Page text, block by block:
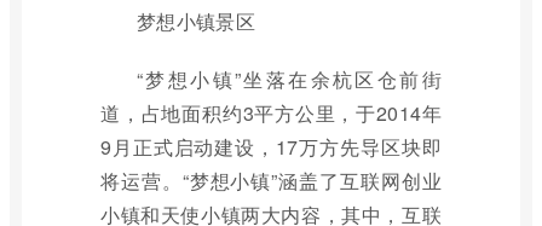
梦想小镇景区
“梦想小镇”坐落在余杭区仓前街
道，占地面积约3平方公里，于2014年
9月正式启动建设，17万方先导区块即
将运营。“梦想小镇”涵盖了互联网创业
小镇和天使小镇两大内容，其中，互联